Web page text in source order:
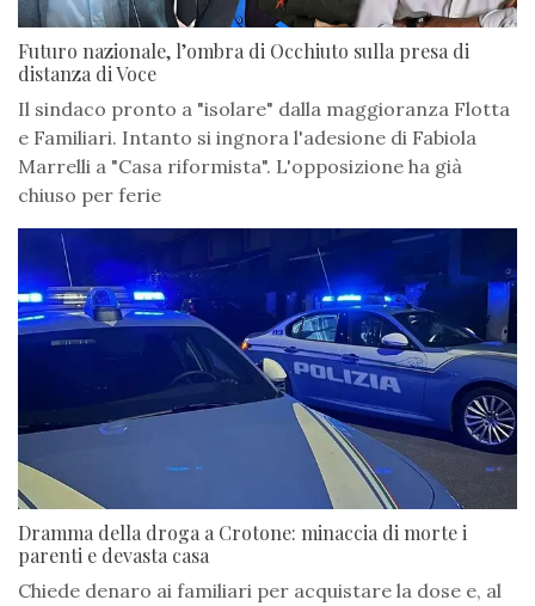
Futuro nazionale, l’ombra di Occhiuto sulla presa di
distanza di Voce
Il sindaco pronto a "isolare" dalla maggioranza Flotta
e Familiari. Intanto si ingnora l'adesione di Fabiola
Marrelli a "Casa riformista". L'opposizione ha già
chiuso per ferie
Dramma della droga a Crotone: minaccia di morte i
parenti e devasta casa
Chiede denaro ai familiari per acquistare la dose e, al